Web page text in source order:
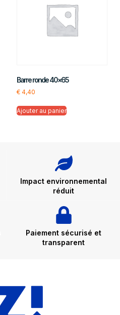
Barre ronde 40×65
€4,40
Ajouter au panier
Impact environnemental
réduit
Paiement sécurisé et
transparent